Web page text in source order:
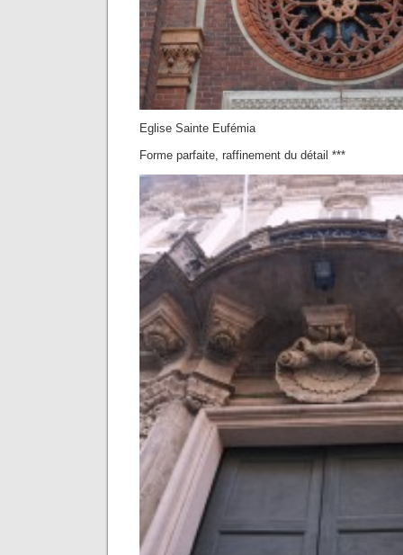
Eglise Sainte Eufémia
Forme parfaite, raffinement du détail ***